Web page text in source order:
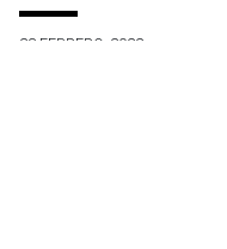
23 FEBRERO, 2022